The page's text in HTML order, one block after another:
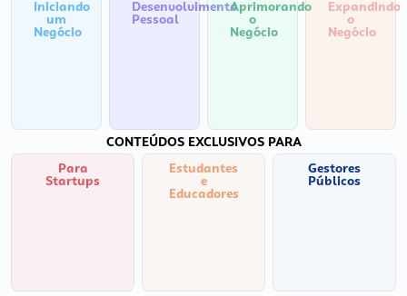
Iniciando
um
Negócio
Desenvolvimento
Pessoal
Aprimorando
o
Negócio
Expandindo
o
Negócio
CONTEÚDOS EXCLUSIVOS PARA
Para
Startups
Estudantes
e
Educadores
Gestores
Públicos